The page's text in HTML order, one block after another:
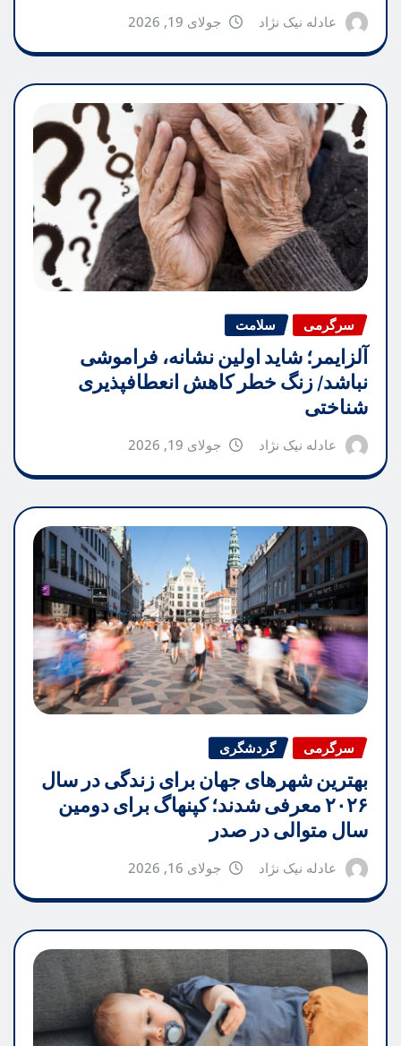
عادله نیک نژاد جولای 19, 2026
سرگرمی سلامت
آلزایمر؛ شاید اولین نشانه، فراموشی
نباشد/ زنگ خطر کاهش انعطافپذیری
شناختی
عادله نیک نژاد جولای 19, 2026
سرگرمی گردشگری
بهترین شهرهای جهان برای زندگی در سال
۲۰۲۶ معرفی شدند؛ کپنهاگ برای دومین
سال متوالی در صدر
عادله نیک نژاد جولای 16, 2026